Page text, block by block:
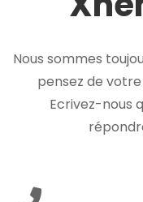
Nous sommes
pensez de
Ecrivez-nous